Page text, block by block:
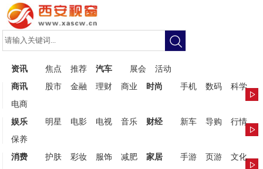
资讯 焦点 推荐 汽车 展会
活动
商讯
股市 金融 理财 商业 时尚 手机 数码
科学
电商
娱乐
明星 电影 电视 音乐 财经 新车 导购
行情
保养
消费
护肤 彩妆 服饰 减肥 家居 手游 页游
文化